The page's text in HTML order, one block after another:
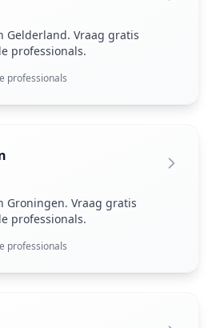
Gelderland. Vraag gratis
professionals.
professionals
Groningen. Vraag gratis
professionals.
professionals